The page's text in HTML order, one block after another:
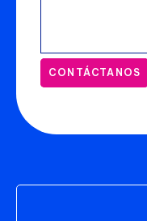
CONTÁCTANOS